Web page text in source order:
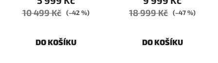
10 499 Kč (–42 %)
DO KOŠÍKU
18 999 Kč (–47 %)
DO KOŠÍKU